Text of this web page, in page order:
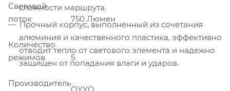
сложности маршрута.
Прочный корпус, выполненный из сочетания
алюминия и качественного пластика, эффективно
отводит тепло от светового элемента и надежно
защищен от попадания влаги и ударов.
Световой
поток
750 Люмен
Количество
режимов
5
Производитель